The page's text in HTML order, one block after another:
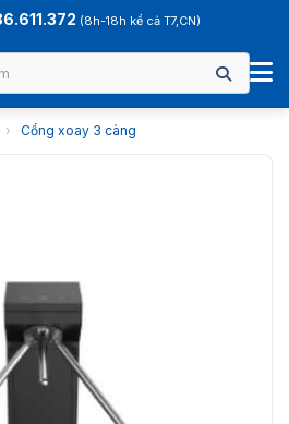
(8h-18h kể cả T7,CN)
› Cổng xoay 3 càng